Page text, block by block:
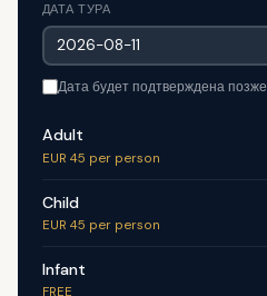
ДАТА ТУРА
Дата будет подтверждена позже
Adult
EUR 45 per person
Child
EUR 45 per person
Infant
FREE